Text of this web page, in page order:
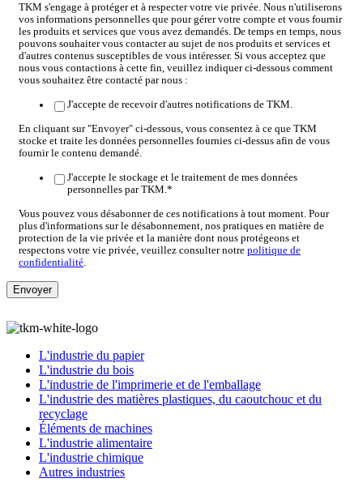
TKM s'engage à protéger et à respecter votre vie privée. Nous n'utiliserons
vos informations personnelles que pour gérer votre compte et vous fournir
les produits et services que vous avez demandés. De temps en temps, nous
pouvons souhaiter vous contacter au sujet de nos produits et services et
d'autres contenus susceptibles de vous intéresser. Si vous acceptez que
nous vous contactions à cette fin, veuillez indiquer ci-dessous comment
vous souhaitez être contacté par nous :
J'accepte de recevoir d'autres notifications de TKM.
En cliquant sur "Envoyer" ci-dessous, vous consentez à ce que TKM
stocke et traite les données personnelles fournies ci-dessus afin de vous
fournir le contenu demandé.
J'accepte le stockage et le traitement de mes données
personnelles par TKM. *
Vous pouvez vous désabonner de ces notifications à tout moment. Pour
plus d'informations sur le désabonnement, nos pratiques en matière de
protection de la vie privée et la manière dont nous protégeons et
respectons votre vie privée, veuillez consulter notre politique de
confidentialité
L'industrie du papier
L'industrie du bois
L'industrie de l'imprimerie et de l'emballage
L'industrie des matières plastiques, du caoutchouc et du
recyclage
Éléments de machines
L'industrie alimentaire
L'industrie chimique
Autres industries